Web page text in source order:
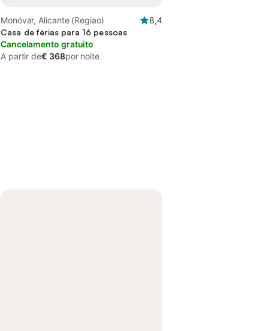
Monóvar, Alicante (Regiao)
8,4
Casa de férias para 16 pessoas
Cancelamento gratuito
A partir de€ 368por noite